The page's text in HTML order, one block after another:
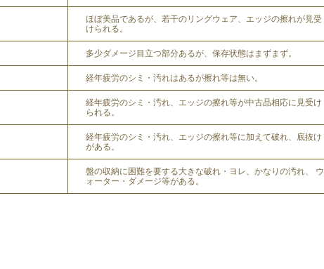
ほぼ美品であるが、若干のリングウェア、エッジの擦れが見受
けられる。
多少ダメージ目立つ部分あるが、保存状態はまずまず。
経年疲労のシミ・汚れはあるが擦れ等は無い。
経年疲労のシミ・汚れ、エッジの擦れ等が中古品相応に見受け
られる。
経年疲労のシミ・汚れ、エッジの擦れ等に加えて破れ、底抜け
がある。
盤の収納に困難を要する大きな破れ・ヨレ、かなりの汚れ、 ウ
ォーター・ダメージ等がある。